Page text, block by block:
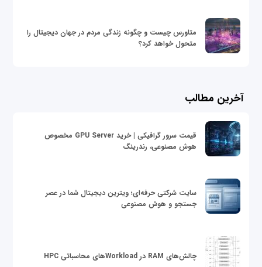
متاورس چیست و چگونه زندگی مردم در جهان دیجیتال را
متحول خواهد کرد؟
آخرین مطالب
قیمت سرور گرافیکی | خرید GPU Server مخصوص
هوش مصنوعی، رندرینگ
سایت شرکتی حرفه‌ای؛ ویترین دیجیتال شما در عصر
جستجو و هوش مصنوعی
چالش‌های RAM در Workloadهای محاسباتی HPC